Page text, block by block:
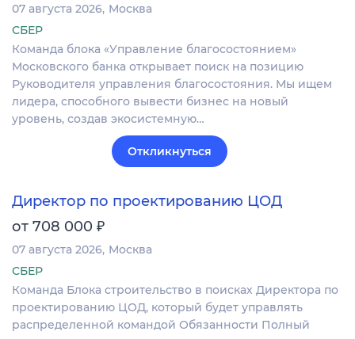
07 августа 2026 Москва
СБЕР
Команда блока «Управление благосостоянием»
Московского банка открывает поиск на позицию
Руководителя управления благосостояния. Мы ищем
лидера, способного вывести бизнес на новый
уровень, создав экосистемную…
Откликнуться
Директор по проектированию ЦОД
от 708 000 ₽
07 августа 2026 Москва
СБЕР
Команда Блока строительство в поисках Директора по
проектированию ЦОД, который будет управлять
распределенной командой Обязанности Полный